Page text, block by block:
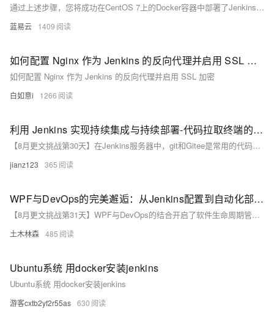
通过上述步骤，您将成功在CentOS 7上的Docker容器中部署了Jenkins，并配置好了JDK与Maven，为持续集成和自动化构建打下了坚实基础。
蓝易云 1409
如何配置 Nginx 作为 Jenkins 的反向代理并启用 SSL 加密
如何配置 Nginx 作为 Jenkins 的反向代理并启用 SSL 加密
白如意i 1266
利用 Jenkins 实现持续集成与持续部署-代码拉取终端的配置
【8月更文挑战第30天】在Jenkins服务器中，git和Gitee是常用的代码拉取终端。Git作为分布式版本控制系统，具备出色的灵活性和可扩展性；而Gitee则在国内网络环境下表现更佳，适合团队协作。Git配置包括安装、设置用户信息及生成SSH密钥等步骤；Gitee配置也类似，需注册账号、创建仓库、配置基本信息并设置远程仓库地址。开发人员提交代码后，可通过Webhook、定时轮询或事件监听等方式触发Jenkins动作，确保持续集成和部署高效运行。正确配置这些触发机制并通过测试验证其有效性至关重要。
jianz123 365
WPF与DevOps的完美邂逅：从Jenkins配置到自动化部署，全流程解析持续集成与持续交付的最佳实践
【8月更文挑战第31天】WPF与DevOps的结合开启了软件生命周期管理的新篇章。通过Jenkins等CI/CD工具，实现从代码提交到自动构建、测试及部署的全流程自动化。本文详细介绍了如何配置Jenkins来管理WPF项目的构建任务，确保每次代码提交都能触发自动化流程，提升开发效率和代码质量。这一方法不仅简化了开发流程，还加强了团队协作，是WPF开发者拥抱DevOps文化的理想指南。
土木林森 485
Ubuntu系统 用docker安装jenkins
Ubuntu系统 用docker安装jenkins
游客cxtb2yf2r55as 630